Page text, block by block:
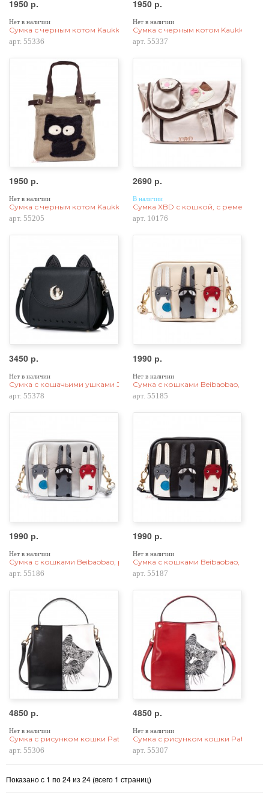
1950 р.
Нет в наличии
Сумка с черным котом Kaukko 55336, холщовая, синяя
арт. 55336
1950 р.
Нет в наличии
Сумка с черным котом Kaukko
арт. 55337
1950 р.
Нет в наличии
Сумка с черным котом Kaukko, холщовая, бежевая
арт. 55205
2690 р.
В наличии
Сумка XBD с кошкой, с ремешком
арт. 10176
3450 р.
Нет в наличии
Сумка с кошачьими ушками Just Star 55378, pu кожа, черная
арт. 55378
1990 р.
Нет в наличии
Сумка с кошками Beibaobao, pu
арт. 55185
1990 р.
Нет в наличии
Сумка с кошками Beibaobao, pu кожа, серебристая
арт. 55186
1990 р.
Нет в наличии
Сумка с кошками Beibaobao, pu
арт. 55187
4850 р.
Нет в наличии
Сумка с рисунком кошки Patterns Cat 55306, натур. кожа, черная
арт. 55306
4850 р.
Нет в наличии
Сумка с рисунком кошки Patterns
арт. 55307
Показано с 1 по 24 из 24 (всего 1 страниц)